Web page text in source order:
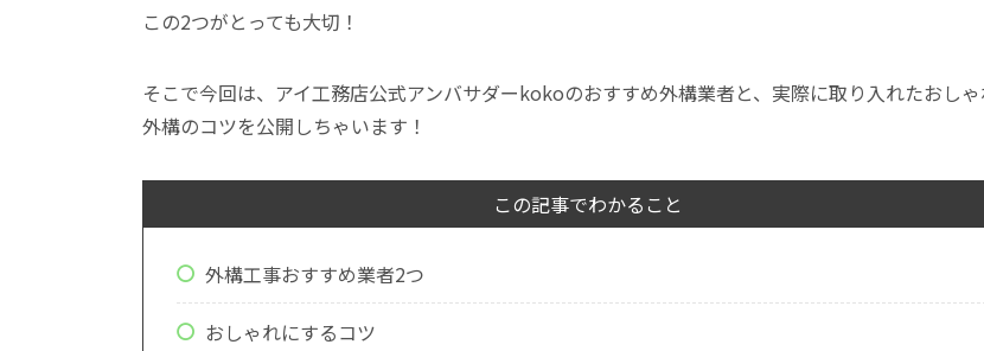
この2つがとっても大切！
そこで今回は、アイ工務店公式アンバサダーkokoのおすすめ外構業者と、実際に取り入れたおし
外構のコツを公開しちゃいます！
この記事でわかること
外構工事おすすめ業者2つ
おしゃれにするコツ